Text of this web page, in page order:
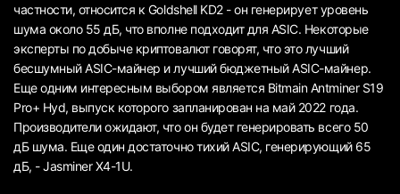
частности, относится к Goldshell KD2 - он генерирует уровень
шума около 55 дБ, что вполне подходит для ASIC. Некоторые
эксперты по добыче криптовалют говорят, что это лучший
бесшумный ASIC-майнер и лучший бюджетный ASIC-майнер.
Еще одним интересным выбором является Bitmain Antminer S19
Pro+ Hyd, выпуск которого запланирован на май 2022 года.
Производители ожидают, что он будет генерировать всего 50
дБ шума. Еще один достаточно тихий ASIC, генерирующий 65
дБ, - Jasminer X4-1U.